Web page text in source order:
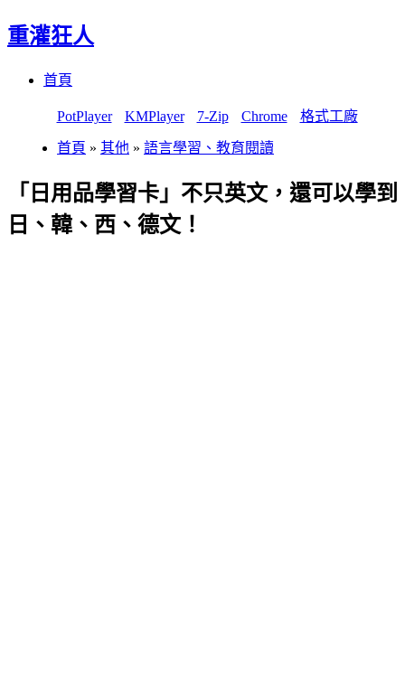
重灌狂人
首頁
PotPlayer KMPlayer 7-Zip Chrome 格式工廠
首頁 » 其他 » 語言學習、教育閱讀
「日用品學習卡」不只英文，還可以學到
日、韓、西、德文！